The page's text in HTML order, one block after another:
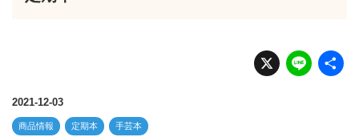
X Li
n
2021-12-03
商品情報 定期本 手芸本